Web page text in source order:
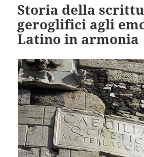
Storia della
geroglifici agli
Latino in armonia